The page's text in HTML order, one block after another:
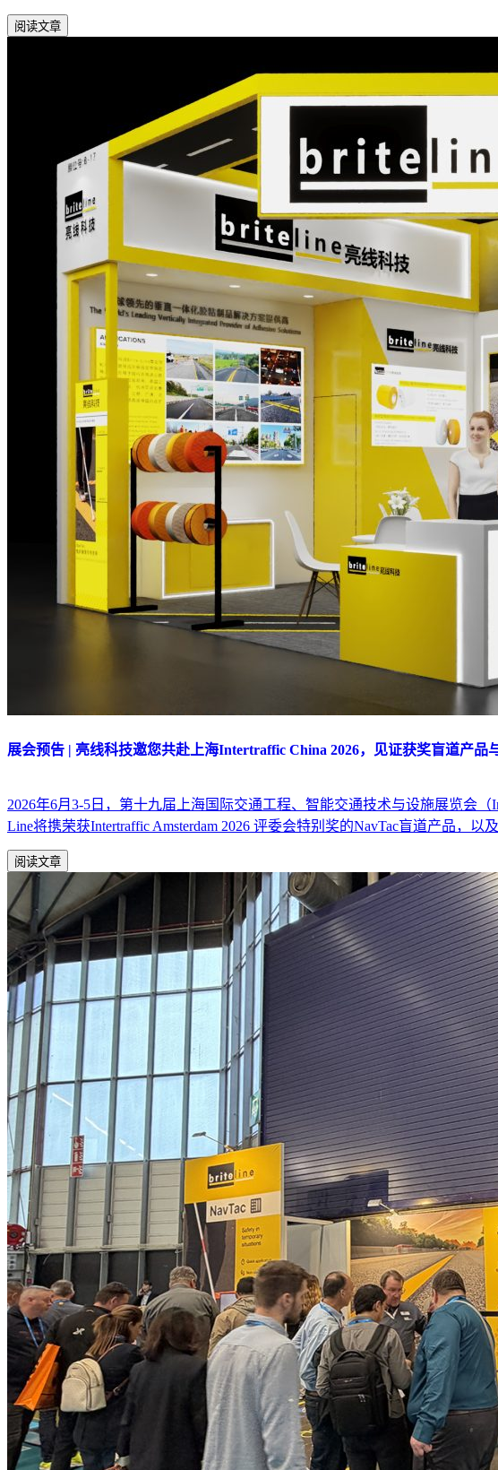
阅读文章
展会预告 | 亮线科技邀您共赴上海Intertraffic China 2026，见证获奖盲道产品
2026年6月3-5日，第十九届上海国际交通工程、智能交通技术与设施展览会
Line将携荣获Intertraffic Amsterdam 2026 评委会特别奖的NavTac盲道产品，
阅读文章